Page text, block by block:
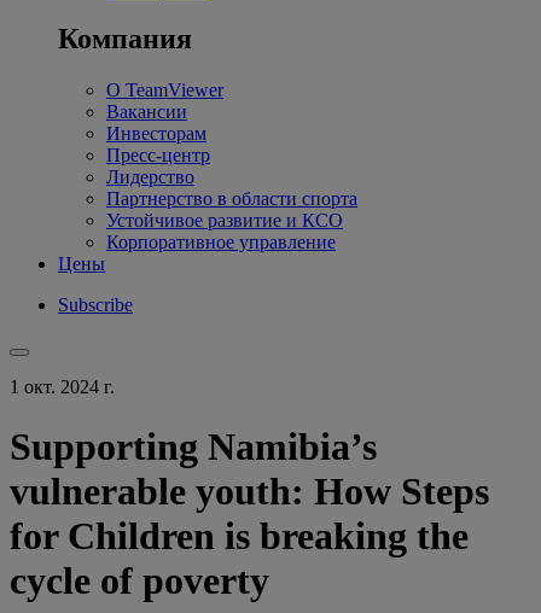
Компания
О TeamViewer
Вакансии
Инвесторам
Пресс-центр
Лидерство
Партнерство в области спорта
Устойчивое развитие и КСО
Корпоративное управление
Цены
Subscribe
1 окт. 2024 г.
Supporting Namibia’s
vulnerable youth: How Steps
for Children is breaking the
cycle of poverty